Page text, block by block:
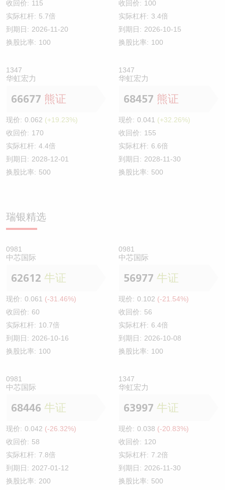
收回价: 115
实际杠杆: 5.7倍
到期日: 2026-11-20
换股比率: 100
收回价: 100
实际杠杆: 3.4倍
到期日: 2026-10-15
换股比率: 100
1347
华虹宏力
66677 熊证
现价: 0.062 (+19.23%)
收回价: 170
实际杠杆: 4.4倍
到期日: 2028-12-01
换股比率: 500
1347
华虹宏力
68457 熊证
现价: 0.041 (+32.26%)
收回价: 155
实际杠杆: 6.6倍
到期日: 2028-11-30
换股比率: 500
瑞银精选
0981
中芯国际
62612 牛证
现价: 0.061 (-31.46%)
收回价: 60
实际杠杆: 10.7倍
到期日: 2026-10-16
换股比率: 100
0981
中芯国际
56977 牛证
现价: 0.102 (-21.54%)
收回价: 56
实际杠杆: 6.4倍
到期日: 2026-10-08
换股比率: 100
0981
中芯国际
68446 牛证
现价: 0.042 (-26.32%)
收回价: 58
实际杠杆: 7.8倍
到期日: 2027-01-12
换股比率: 200
1347
华虹宏力
63997 牛证
现价: 0.038 (-20.83%)
收回价: 120
实际杠杆: 7.2倍
到期日: 2026-11-30
换股比率: 500